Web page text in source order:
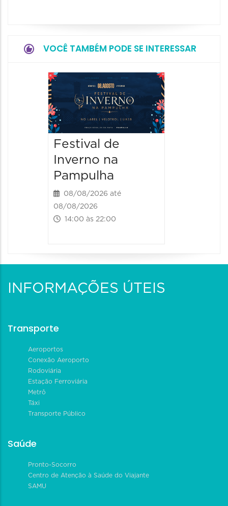
VOCÊ TAMBÉM PODE SE INTERESSAR
Festival de
Inverno na
Pampulha
08/08/2026 até
08/08/2026
14:00 às 22:00
INFORMAÇÕES ÚTEIS
Transporte
Aeroportos
Conexão Aeroporto
Rodoviária
Estação Ferroviária
Metrô
Táxi
Transporte Público
Saúde
Pronto-Socorro
Centro de Atenção à Saúde do Viajante
SAMU